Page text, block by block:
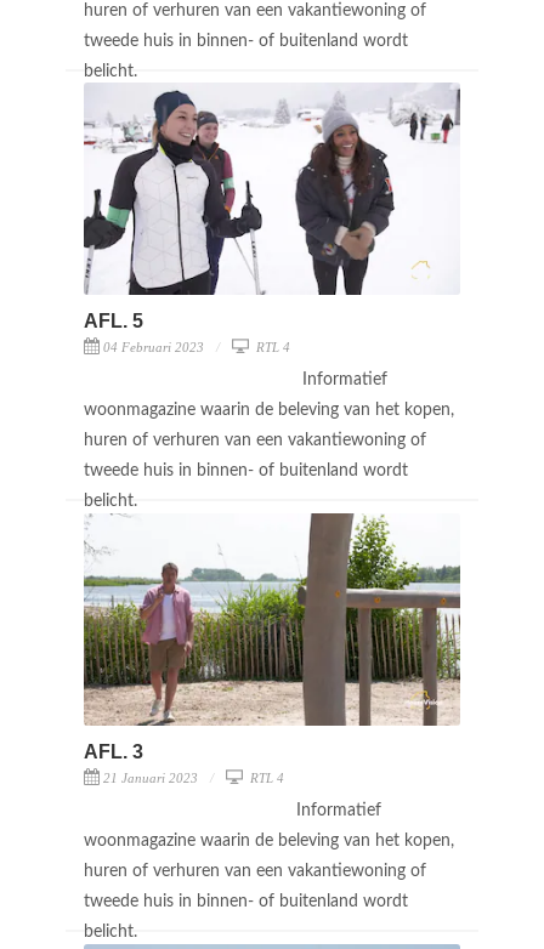
huren of verhuren van een vakantiewoning of
tweede huis in binnen- of buitenland wordt
belicht.
AFL. 5
04 Februari 2023 RTL 4
Informatief
woonmagazine waarin de beleving van het kopen,
huren of verhuren van een vakantiewoning of
tweede huis in binnen- of buitenland wordt
belicht.
AFL. 3
21 Januari 2023 RTL 4
Informatief
woonmagazine waarin de beleving van het kopen,
huren of verhuren van een vakantiewoning of
tweede huis in binnen- of buitenland wordt
belicht.